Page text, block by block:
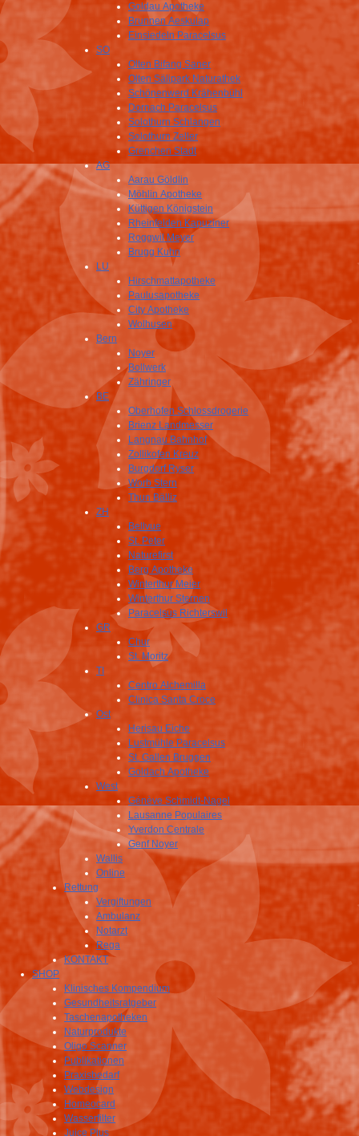
Goldau Apotheke
Brunnen Aeskulap
Einsiedeln Paracelsus
SO
Olten Bifang Saner
Olten Sälipark Naturathek
Schönenwerd Krähenbühl
Dornach Paracelsus
Solothurn Schlangen
Solothurn Zeller
Grenchen Stadt
AG
Aarau Göldlin
Möhlin Apotheke
Küttigen Königstein
Rheinfelden Kapuziner
Roggwil Meyer
Brugg Kuhn
LU
Hirschmattapotheke
Paulusapotheke
City Apotheke
Wolhusen
Bern
Noyer
Bollwerk
Zähringer
BE
Oberhofen Schlossdrogerie
Brienz Landmesser
Langnau Bahnhof
Zollikofen Kreuz
Burgdorf Ryser
Worb Stern
Thun Bälliz
ZH
Bellvue
St. Peter
Naturefirst
Berg Apotheke
Winterthur Meier
Winterthur Sternen
Paracelsus Richterswil
GR
Chur
St. Moritz
TI
Centro Alchemilla
Clinica Santa Croce
Ost
Herisau Eiche
Lustmühle Paracelsus
St. Gallen Bruggen
Goldach Apotheke
West
Génève Schmidt-Nagel
Lausanne Populaires
Yverdon Centrale
Genf Noyer
Wallis
Online
Rettung
Vergiftungen
Ambulanz
Notarzt
Rega
KONTAKT
SHOP
Klinisches Kompendium
Gesundheitsratgeber
Taschenapotheken
Naturprodukte
Oligo Scanner
Publikationen
Praxisbedarf
Webdesign
Homeocard
Wasserfilter
Juice Plus